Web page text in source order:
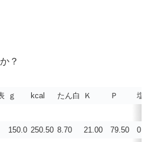
？
ｇ kcal たん白 Ｋ Ｐ
塩
150.0 250.50 8.70 21.00 79.50